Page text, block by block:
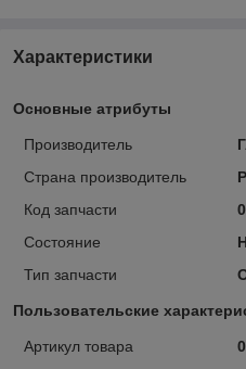
Характеристики
Основные атрибуты
Производитель
Страна производитель
Код запчасти
Состояние
Тип запчасти
Пользовательские
Артикул товара